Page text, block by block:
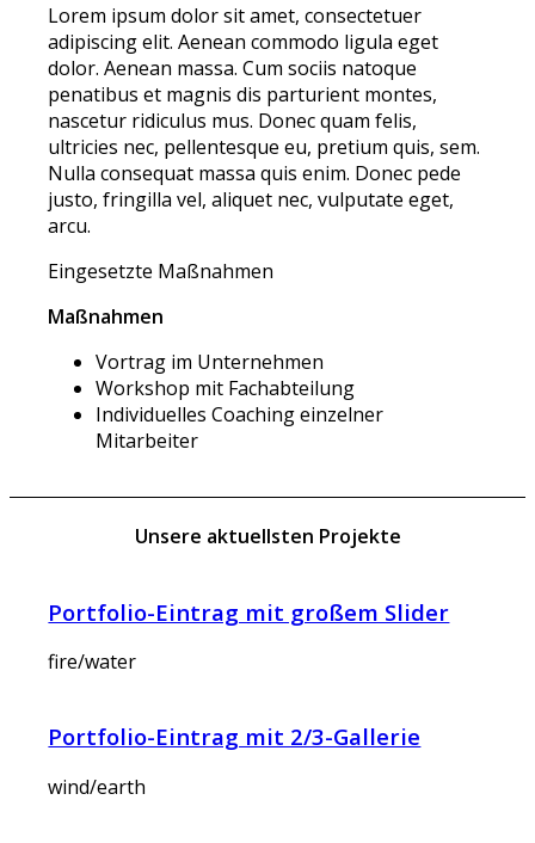
Lorem ipsum dolor sit amet, consectetuer
adipiscing elit. Aenean commodo ligula eget
dolor. Aenean massa. Cum sociis natoque
penatibus et magnis dis parturient montes,
nascetur ridiculus mus. Donec quam felis,
ultricies nec, pellentesque eu, pretium quis, sem.
Nulla consequat massa quis enim. Donec pede
justo, fringilla vel, aliquet nec, vulputate eget,
arcu.
Eingesetzte Maßnahmen
Maßnahmen
Vortrag im Unternehmen
Workshop mit Fachabteilung
Individuelles Coaching einzelner
Mitarbeiter
Unsere aktuellsten Projekte
Portfolio-Eintrag mit großem Slider
fire/water
Portfolio-Eintrag mit 2/3-Gallerie
wind/earth